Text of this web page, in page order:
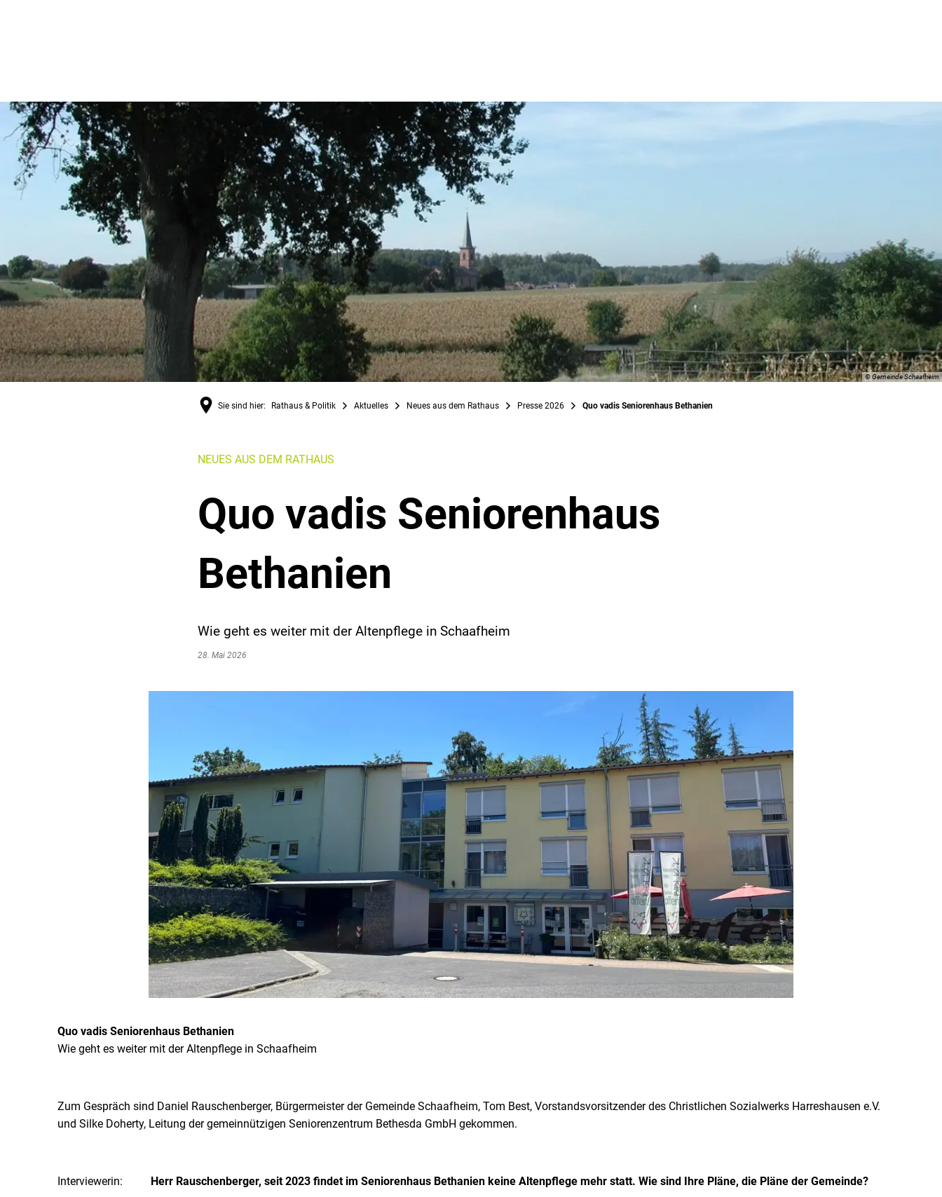
© Gemeinde Schaafheim
Sie sind hier: Rathaus & Politik Aktuelles Neues aus dem Rathaus Presse 2026 Quo vadis Seniorenhaus Bethanien
NEUES AUS DEM RATHAUS
Quo vadis Seniorenhaus
Bethanien
Wie geht es weiter mit der Altenpflege in Schaafheim
28. Mai 2026
Quo vadis Seniorenhaus Bethanien
Wie geht es weiter mit der Altenpflege in Schaafheim
Zum Gespräch sind Daniel Rauschenberger, Bürgermeister der Gemeinde Schaafheim, Tom Best, Vorstandsvorsitzender des Christlichen Sozialwerks Harreshausen e.V.
und Silke Doherty, Leitung der gemeinnützigen Seniorenzentrum Bethesda GmbH gekommen.
Interviewerin: Herr Rauschenberger, seit 2023 findet im Seniorenhaus Bethanien keine Altenpflege mehr statt. Wie sind Ihre Pläne, die Pläne der Gemeinde?